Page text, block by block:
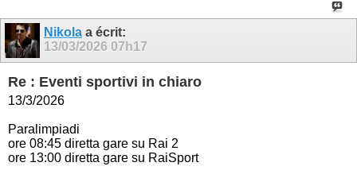
Nikola a écrit:
13/03/2026 07h17
Re : Eventi sportivi in chiaro
13/3/2026
Paralimpiadi
ore 08:45 diretta gare su Rai 2
ore 13:00 diretta gare su RaiSport